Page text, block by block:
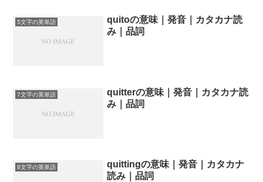
5文字の英単語
quitoの意味｜発音｜カタカナ読
み｜品詞
7文字の英単語
quitterの意味｜発音｜カタカナ読
み｜品詞
8文字の英単語
quittingの意味｜発音｜カタカナ
読み｜品詞